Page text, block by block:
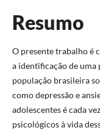
Resumo
O presente trabalho é
a identificação de uma
população brasileira
como depressão e
adolescentes é cada
psicológicos à vida